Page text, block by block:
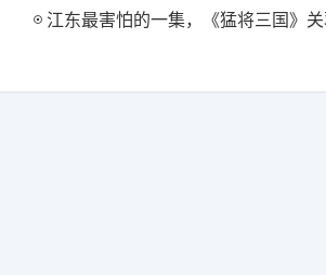
江东最害怕的一集，《猛将三国》关羽、